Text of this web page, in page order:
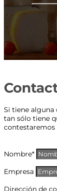
Si tiene alguna
tan sólo tiene
Nombre*
Empresa
Dirección de